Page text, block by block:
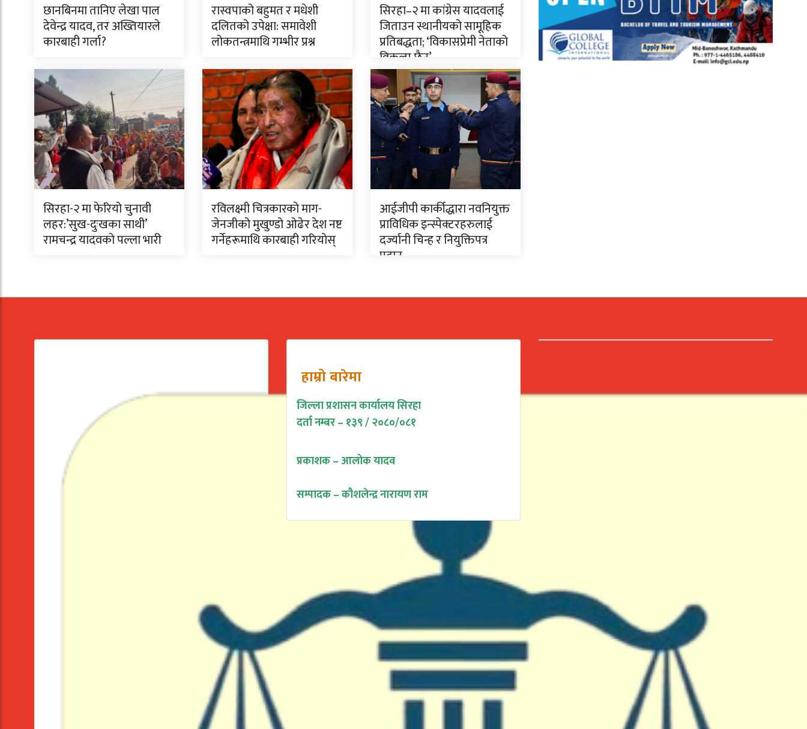
छानबिनमा तानिए लेखा पाल
देवेन्द्र यादव, तर अख्तियारले
कारबाही गर्ला?
रास्वपाको बहुमत र मधेशी
दलितको उपेक्षा: समावेशी
लोकतन्त्रमाथि गम्भीर प्रश्न
सिरहा–२ मा कांग्रेस यादवलाई
जिताउन स्थानीयको सामूहिक
प्रतिबद्धता; ‘विकासप्रेमी नेताको
विकल्प छैन’
सिरहा-२ मा फेरियो चुनावी
लहर:’सुख-दुःखका साथी’
रामचन्द्र यादवको पल्ला भारी
रविलक्ष्मी चित्रकारको माग-
जेनजीको मुखुण्डो ओढेर देश नष्ट
गर्नेहरूमाथि कारबाही गरियोस्
आईजीपी कार्कीद्धारा नवनियुक्त
प्राविधिक इन्स्पेक्टरहरुलाई
दर्ज्यानी चिन्ह र नियुक्तिपत्र
प्रदान
हाम्रो बारेमा
जिल्ला प्रशासन कार्यालय सिरहा
दर्ता नम्बर – १३९ / २०८०/०८१
प्रकाशक – आलोक यादव
सम्पादक – कौशलेन्द्र नारायण राम